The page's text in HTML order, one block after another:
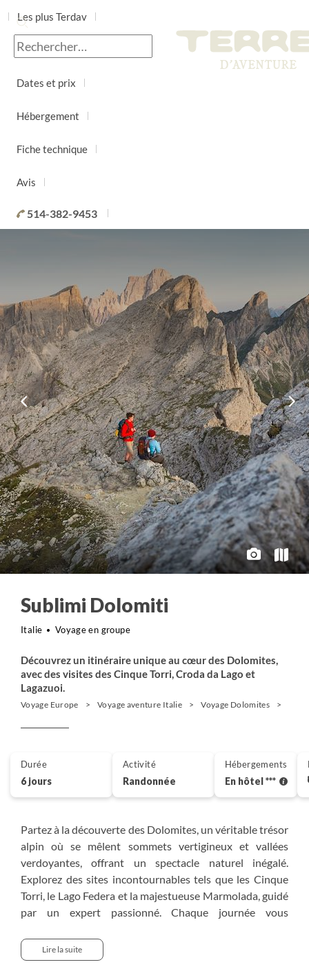
Les plus Terdav
Jour par jour
Dates et prix
Hébergement
Fiche technique
Avis
514-382-9453
Sublimi Dolomiti
Italie Voyage en groupe
Découvrez un itinéraire unique au cœur des Dolomites,
avec des visites des Cinque Torri, Croda da Lago et
Lagazuoi.
Voyage Europe Voyage aventure Italie Voyage Dolomites
Partez à la découverte des Dolomites, un véritable trésor
alpin où se mêlent sommets vertigineux et vallées
verdoyantes, offrant un spectacle naturel inégalé.
Explorez des sites incontournables tels que les Cinque
Torri, le Lago Federa et la majestueuse Marmolada, guidé
par un expert passionné. Chaque journée vous
crêtes aériennes et forêts profondes. En soirée, profitez
du confort chaleureux d'un hôtel typique et convivial, où
Lire la suite
Durée
6 jours
Activité
Randonnée
Hébergements
En hôtel ***